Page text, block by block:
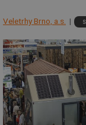
Veletrhy Brno, a.s.